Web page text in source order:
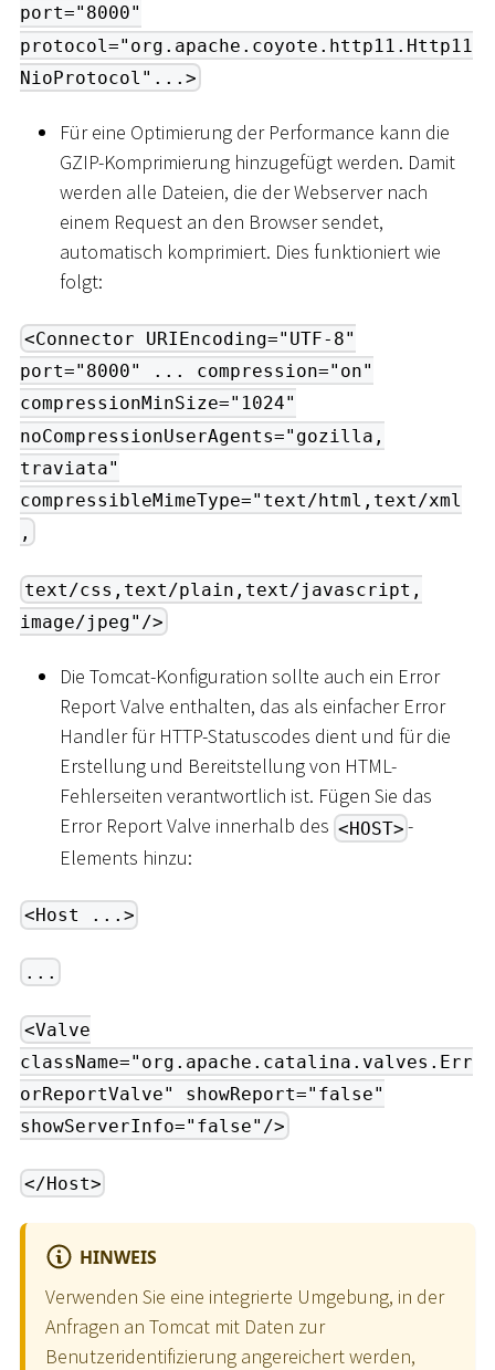
port="8000"
protocol="org.apache.coyote.http11.Http11
NioProtocol"...>
Für eine Optimierung der Performance kann die
GZIP-Komprimierung hinzugefügt werden. Damit
werden alle Dateien, die der Webserver nach
einem Request an den Browser sendet,
automatisch komprimiert. Dies funktioniert wie
folgt:
<Connector URIEncoding="UTF-8"
port="8000" ... compression="on"
compressionMinSize="1024"
noCompressionUserAgents="gozilla,
traviata"
compressibleMimeType="text/html,text/xml
,
text/css,text/plain,text/javascript,
image/jpeg"/>
Die Tomcat-Konfiguration sollte auch ein Error
Report Valve enthalten, das als einfacher Error
Handler für HTTP-Statuscodes dient und für die
Erstellung und Bereitstellung von HTML-
Fehlerseiten verantwortlich ist. Fügen Sie das
Error Report Valve innerhalb des <HOST> -
Elements hinzu:
<Host ...>
...
<Valve
className="org.apache.catalina.valves.Err
orReportValve" showReport="false"
showServerInfo="false"/>
</Host>
HINWEIS
Verwenden Sie eine integrierte Umgebung, in der
Anfragen an Tomcat mit Daten zur
Benutzeridentifizierung angereichert werden,